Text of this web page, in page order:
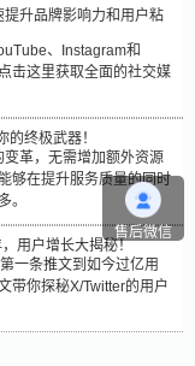
升品牌影响力和用户粘
、Instagram和
击这里获取全面的社交媒
终极武器！
革，无需增加额外资源
够在提升服务质量的同时
。
用户增长大揭秘！
一条推文到如今过亿用
带你探秘X/Twitter的用户
售后微信